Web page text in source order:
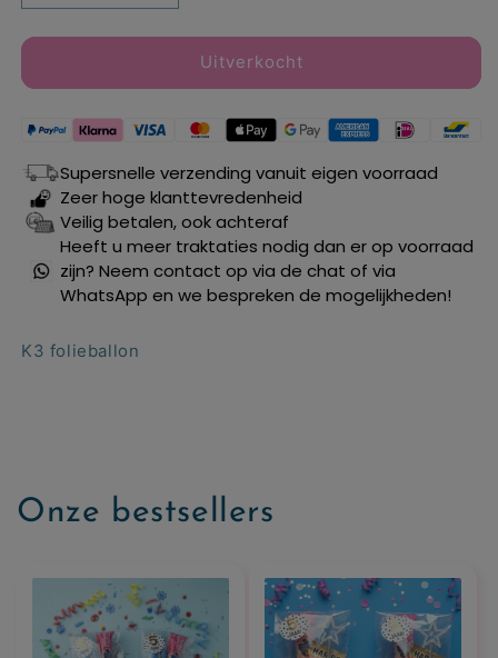
verlagen
voor
folieballon
45
verhogen
voor
folieballon
45
Uitverkocht
Supersnelle verzending vanuit eigen voorraad
Zeer hoge klanttevredenheid
Veilig betalen, ook achteraf
Heeft u meer traktaties nodig dan er op voorraad
zijn? Neem contact op via de chat of via
WhatsApp en we bespreken de mogelijkheden!
K3 folieballon
Onze bestsellers